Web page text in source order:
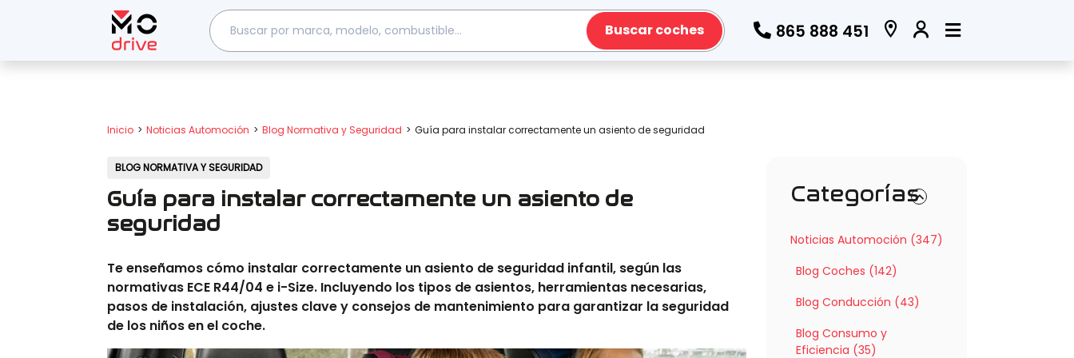
Buscar coches 865 888 451
Inicio Noticias Automoción Blog Normativa y Seguridad Guía para instalar correctamente un asiento de seguridad
BLOG NORMATIVA Y SEGURIDAD
Guía para instalar correctamente un asiento de
seguridad
Te enseñamos cómo instalar correctamente un asiento de seguridad infantil, según las
normativas ECE R44/04 e i-Size. Incluyendo los tipos de asientos, herramientas necesarias,
pasos de instalación, ajustes clave y consejos de mantenimiento para garantizar la seguridad
de los niños en el coche.
Categorías
Noticias Automoción (347)
Blog Coches (142)
Blog Conducción (43)
Blog Consumo y
Eficiencia (35)